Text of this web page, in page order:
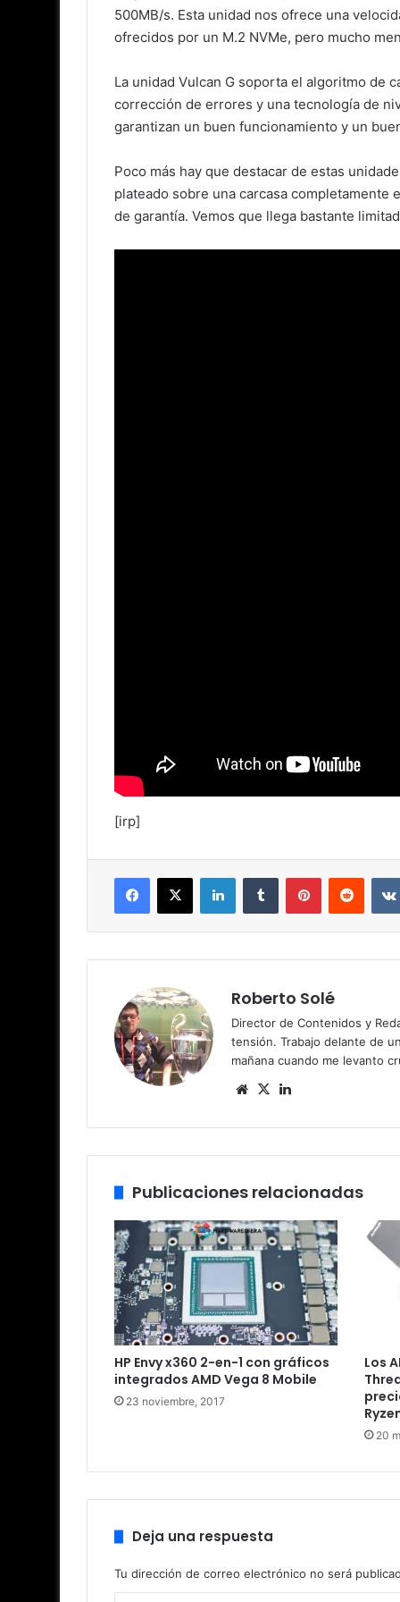
500MB/s. Esta unidad nos ofrece una
ofrecidos por un M.2 NVMe, pero mucho
La unidad Vulcan G soporta el algoritmo de
corrección de errores y una tecnología de
garantizan un buen funcionamiento y un
Poco más hay que destacar de estas
plateado sobre una carcasa completamente
de garantía. Vemos que llega bastante
[irp]
Facebook
X LinkedInTumblr PinterestReddit
Roberto Solé
Director de Contenidos y
tensión. Trabajo delante de
mañana cuando me levanto
SitioX
Publicaciones relacionadas
HP Envy x360 2-en-1 con gráficos
integrados AMD Vega 8 Mobile
23 noviembre, 2017
Los
20
Deja una respuesta
Tu dirección de correo electrónico no será